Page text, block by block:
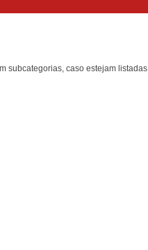
subcategorias, caso estejam listadas.